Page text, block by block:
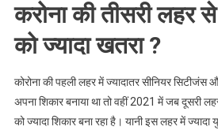
करोना की तीसरी लहर
को ज्यादा खतरा ?
कोरोना की पहली लहर में ज्यादातर सीनियर
अपना शिकार बनाया था तो वहीं 2021 में जब दूसरी
को ज्यादा शिकार बना रहा है। यानी इस लहर में ज्यादा